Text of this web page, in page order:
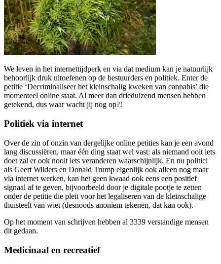
We leven in het internettijdperk en via dat medium kan je natuurlijk
behoorlijk druk uitoefenen op de bestuurders en politiek. Enter de
petitie ‘Decriminaliseer het kleinschalig kweken van cannabis’ die
momenteel online staat. Al meer dan drieduizend mensen hebben
getekend, dus waar wacht jij nog op?!
Politiek via internet
Over de zin of onzin van dergelijke online petities kan je een avond
lang discussiëren, maar één ding staat wel vast: als niemand ooit iets
doet zal er ook nooit iets veranderen waarschijnlijk. En nu politici
als Geert Wilders en Donald Trump eigenlijk ook alleen nog maar
via internet werken, kan het geen kwaad ook eens een positief
signaal af te geven, bijvoorbeeld door je digitale pootje te zetten
onder de petitie die pleit voor het legaliseren van de kleinschalige
thuisteelt van wiet (desnoods anoniem tekenen, dat kan ook).
Op het moment van schrijven hebben al 3339 verstandige mensen
dit gedaan.
Medicinaal en recreatief